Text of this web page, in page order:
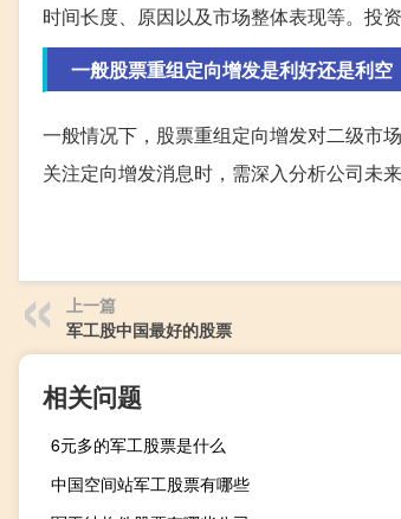
时间长度、原因以及市场整体表现等。投
一般股票重组定向增发是利好还是利空
一般情况下，股票重组定向增发对二级市
关注定向增发消息时，需深入分析公司未
上一篇
军工股中国最好的股票
相关问题
6元多的军工股票是什么
中国空间站军工股票有哪些